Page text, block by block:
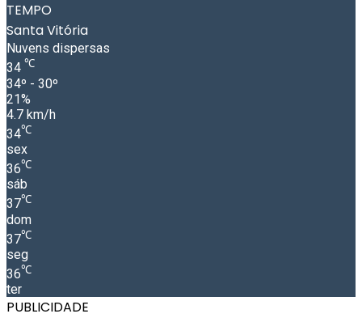
TEMPO
Santa Vitória
Nuvens dispersas
34 ℃
34º - 30º
21%
4.7 km/h
34℃
sex
36℃
sáb
37℃
dom
37℃
seg
36℃
ter
PUBLICIDADE